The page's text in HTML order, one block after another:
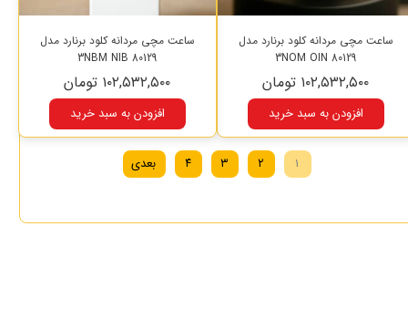
ساعت مچی مردانه کلود برنارد مدل
80129 3NOM OIN
۱۰۲,۵۳۲,۵۰۰ تومان
افزودن به سبد خرید
ساعت مچی مردانه کلود برنارد مدل
80129 3NBM NIB
۱۰۲,۵۳۲,۵۰۰ تومان
افزودن به سبد خرید
۱ ۲ ۳ ۴ بعدی